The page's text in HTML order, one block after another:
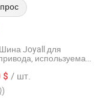
Joyall для
используемая
$ / шт.